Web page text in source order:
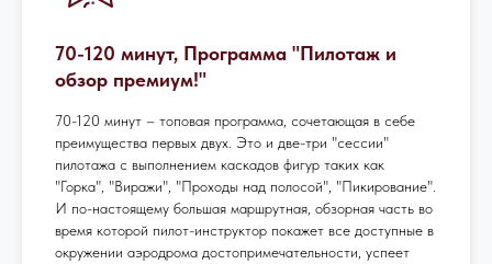
70-120 минут, Программа "Пилотаж и
обзор премиум!"
70-120 минут – топовая программа, сочетающая в себе
преимущества первых двух. Это и две-три "сессии"
пилотажа с выполнением каскадов фигур таких как
"Горка", "Виражи", "Проходы над полосой", "Пикирование".
И по-настоящему большая маршрутная, обзорная часть во
время которой пилот-инструктор покажет все доступные в
окружении аэродрома достопримечательности, успеет